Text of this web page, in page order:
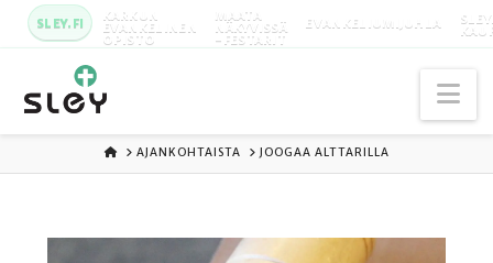
SLEY.FI KARKUN
EVANKELINEN
OPISTO
MAATA
NÄKYVISSÄ
-FESTARIT
EVANKELIUMIJUHLA
ETUSIVU
AJANKOHTAISTA JOOGAA ALTTARILLA